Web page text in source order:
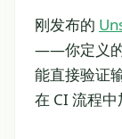
刚发布的
——你定义的
能直接验证
在 CI 流程中